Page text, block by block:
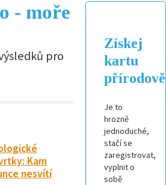
- moře
pro
Kam
nesvítí
Získej
kartu
Je to
hrozně
jednoduché,
stačí se
zaregistrovat,
vyplnit o
sobě